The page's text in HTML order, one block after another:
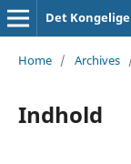
Det
Home / Archives
Indhold